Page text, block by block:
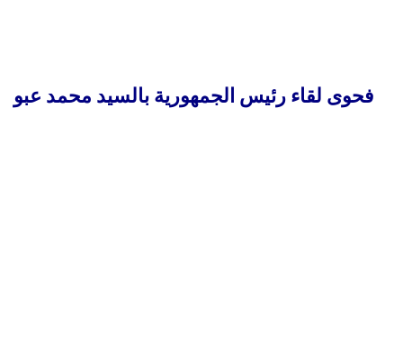
فحوى لقاء رئيس الجمهورية بالسيد محمد عبو